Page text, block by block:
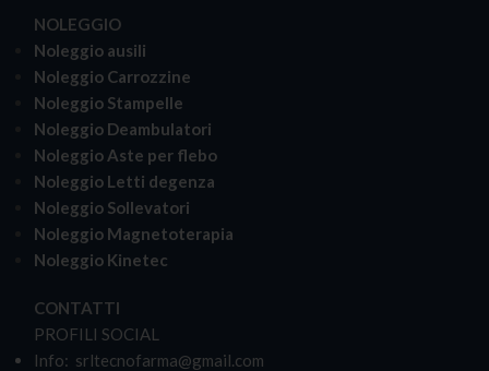
NOLEGGIO
Noleggio ausili
Noleggio Carrozzine
Noleggio Stampelle
Noleggio Deambulatori
Noleggio Aste per flebo
Noleggio Letti degenza
Noleggio Sollevatori
Noleggio Magnetoterapia
Noleggio Kinetec
CONTATTI
PROFILI SOCIAL
Info: srltecnofarma@gmail.com